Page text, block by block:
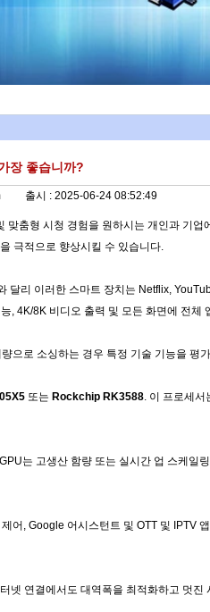
장 좋습니까?
출시 : 2025-06-24 08:52:49
맞춤형 시청 경험을 원하시는 개인과 기업
극적으로 향상시킬 수 있습니다.
리 이러한 스마트 장치는 Netflix,
4K/8K 비디오 출력 및 모든 화면에 전체
으로 소싱하는 경우 특정 기술 기능을 평
또는 Rockchip RK3588 . 이 프로세
GPU는 고생산 함량 또는 실시간 업 스케일
제어, Google 어시스턴트 및 OTT 및 IPTV
넷 연결에서도 대역폭을 최적화하고 멋진